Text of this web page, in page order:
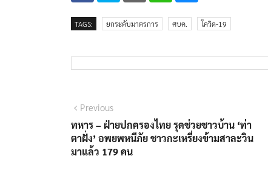
TAGS: ยกระดับมาตรการ ศบค. โควิด-19
แนะแนว
เรื่อง
PreviousPrevious
post:
ทหาร – ฝ่ายปกครองไทย รุดช่วยชาวบ้าน ‘ท่า
ตาฝั่ง’ อพยพหนีภัย ชาวกะเหรี่ยงข้ามสาละวิน
มาแล้ว 179 คน